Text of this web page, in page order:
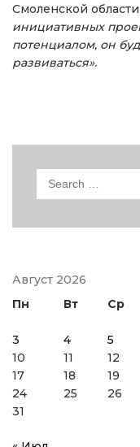
Смоленской
инициативных
потенциалом, он
развиваться».
Search
Август 2026
Пн
Вт Ср
3
4 5
10
11 12
17
18 19
24
25 26
31